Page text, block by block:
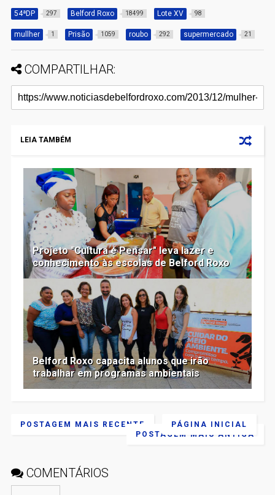
54ªDP 297 Belford Roxo 18499 Lote XV 98
mullher 1 Prisão 1059 roubo 292 supermercado 21
COMPARTILHAR:
LEIA TAMBÉM
Projeto "Cultura é Pensar" leva lazer e
conhecimento às escolas de Belford Roxo
Belford Roxo capacita alunos que irão
trabalhar em programas ambientais
POSTAGEM MAIS RECENTE
POSTAGEM MAIS ANTIGA
PÁGINA INICIAL
COMENTÁRIOS